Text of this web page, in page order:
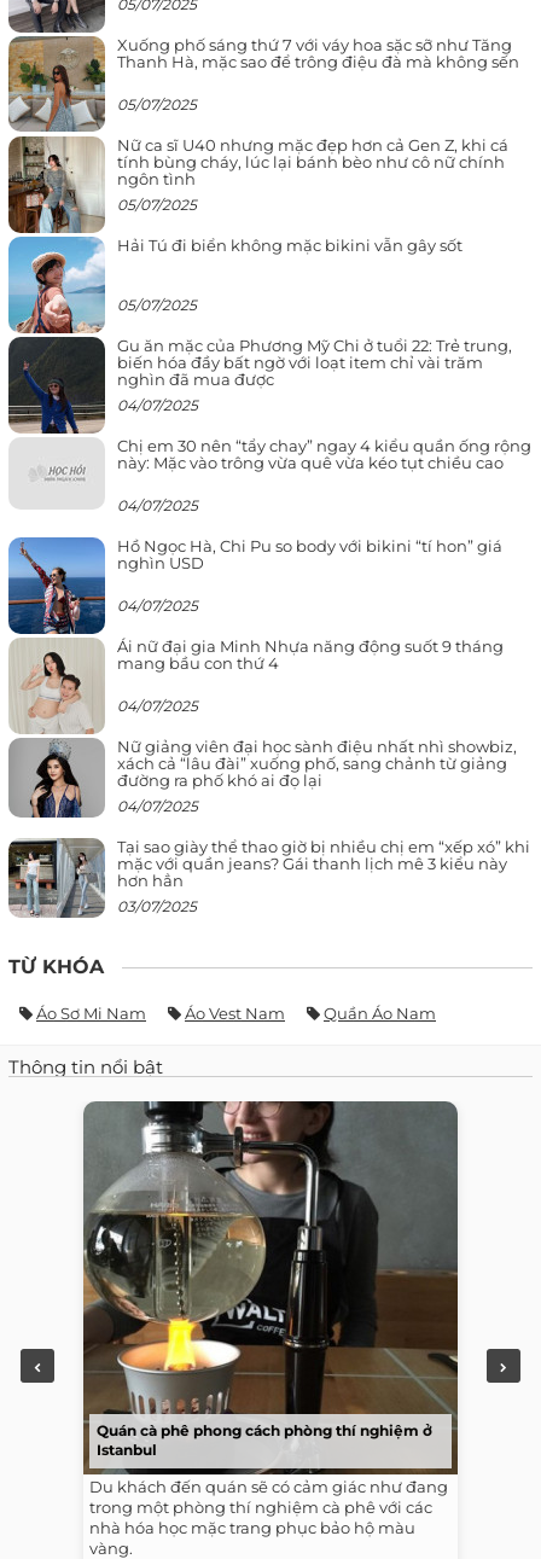
05/07/2025
Xuống phố sáng thứ 7 với váy hoa sặc sỡ như Tăng
Thanh Hà, mặc sao để trông điệu đà mà không sến
05/07/2025
Nữ ca sĩ U40 nhưng mặc đẹp hơn cả Gen Z, khi cá
tính bùng cháy, lúc lại bánh bèo như cô nữ chính
ngôn tình
05/07/2025
Hải Tú đi biển không mặc bikini vẫn gây sốt
05/07/2025
Gu ăn mặc của Phương Mỹ Chi ở tuổi 22: Trẻ trung,
biến hóa đầy bất ngờ với loạt item chỉ vài trăm
nghìn đã mua được
04/07/2025
Chị em 30 nên “tẩy chay” ngay 4 kiểu quần ống rộng
này: Mặc vào trông vừa quê vừa kéo tụt chiều cao
04/07/2025
Hồ Ngọc Hà, Chi Pu so body với bikini “tí hon” giá
nghìn USD
04/07/2025
Ái nữ đại gia Minh Nhựa năng động suốt 9 tháng
mang bầu con thứ 4
04/07/2025
Nữ giảng viên đại học sành điệu nhất nhì showbiz,
xách cả “lâu đài” xuống phố, sang chảnh từ giảng
đường ra phố khó ai đọ lại
04/07/2025
Tại sao giày thể thao giờ bị nhiều chị em “xếp xó” khi
mặc với quần jeans? Gái thanh lịch mê 3 kiểu này
hơn hẳn
03/07/2025
TỪ KHÓA
Áo Sơ Mi Nam Áo Vest Nam Quần Áo Nam
Thông tin nổi bật
Quán cà phê phong cách phòng thí nghiệm ở
Istanbul
Du khách đến quán sẽ có cảm giác như đang
trong một phòng thí nghiệm cà phê với các
nhà hóa học mặc trang phục bảo hộ màu
vàng.